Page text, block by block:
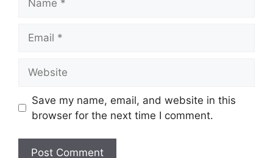
Save my name, email, and website in this
browser for the next time I comment.